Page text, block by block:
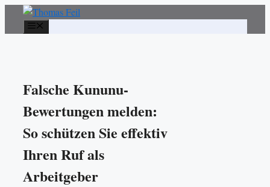
Falsche Kununu-
Bewertungen melden:
So schützen Sie effektiv
Ihren Ruf als
Arbeitgeber